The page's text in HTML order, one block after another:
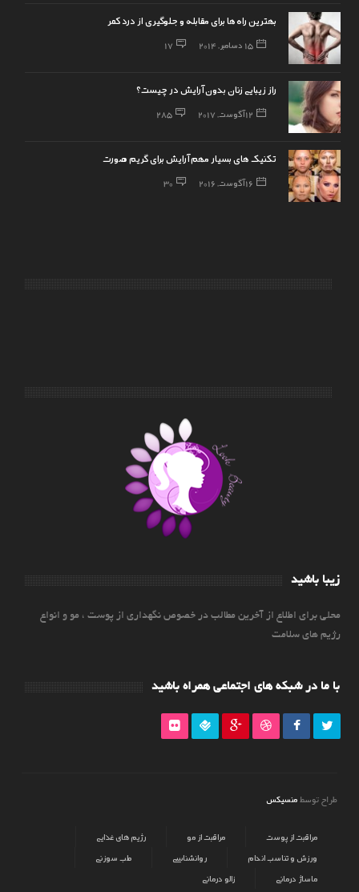
بهترین راه‌ها برای مقابله و جلوگیری از درد کمر
15 دسامبر, 2014 17
راز زیبایی زنان بدون آرایش در چیست؟
12 آگوست, 2017 285
تکنیک های بسیار مهم آرایش برای گریم صورت
16 آگوست, 2016 30
زیبا باشید
محلی برای اطلاع از آخرین مطالب در خصوص نگهداری از پوست ، مو و انواع
رژیم های سلامت
با ما در شبکه های اجتماعی همراه باشید
طراح توسط منسیکس
مراقبت از پوست مراقبت از مو
رژیم های غذایی
ورزش و تناسب اندام
روانشناسی
طب سوزنی
ماساژ درمانی
زالو درمانی